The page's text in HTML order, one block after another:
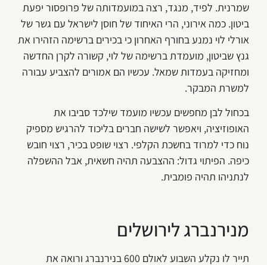
שמרנית. לפיד, מנגד, רצה במועמדותה של פרופסור יפעת
ביטון. כמה אירוני, הרי האיחוד של חוסן לישראל עם גשר של
אורלי לוי נמנע בחורף האחרון כי בכירים ברשימה הזהירו את
גנץ שביטון, מועמדת ברשימה של לוי, קשורה לקרן החדשה
ומחזיקה בעמדות שמאל. עכשיו הם אמורים להצביע עבורה
למשרת המבקר.
בכחול לבן מחפשים עכשיו מועמד שילכד סביבו את
האופוזיציה, ויאפשר לשישה חברים בליכוד להרגיש מספיק
נוח כדי למרוד בחשכת הקלפי. רצוי שופט בכיר, רצוי חובש
כיפה. הפיתוי גדול: ההצבעה תהיה חשאית, אבל ההשפלה
לנתניהו תהיה פומבית.
מנירנברג לירושלים
תייר לו נקלע השבוע לאולם 600 בנירנברג ורואה את